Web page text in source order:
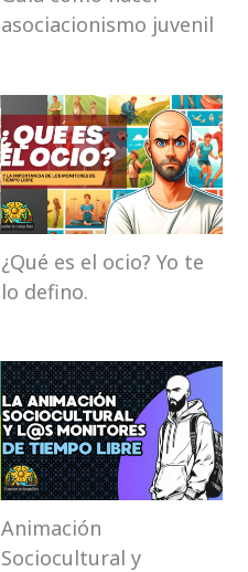
asociacionismo juvenil
¿Qué es el ocio? Yo te
lo defino.
Animación
Sociocultural y